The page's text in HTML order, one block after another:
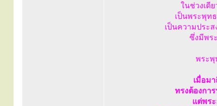
ในช่วงเดี
เป็นพระพุท
เป็นความประ
ซึ่งมีพร
พระพุ
เมื่อม
ทรงต้องกา
แต่พระ